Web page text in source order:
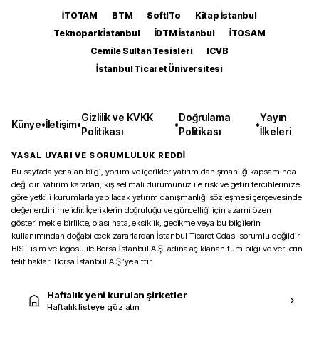
İTOTAM BTM SoftITo
Kitap İstanbul
Teknopark İstanbul
İDTM İstanbul
İTOSAM
Cemile Sultan Tesisleri
ICVB
İstanbul Ticaret Üniversitesi
Künye•İletişim•
Gizlilik ve KVKK
Politikası
•
Doğrulama
Politikası
•
Yayın
İlkeleri
YASAL UYARI VE SORUMLULUK REDDİ
Bu sayfada yer alan bilgi, yorum ve içerikler yatırım danışmanlığı kapsamında
değildir. Yatırım kararları, kişisel mali durumunuz ile risk ve getiri tercihlerinize
göre yetkili kurumlarla yapılacak yatırım danışmanlığı sözleşmesi çerçevesinde
değerlendirilmelidir. İçeriklerin doğruluğu ve güncelliği için azami özen
gösterilmekle birlikte, olası hata, eksiklik, gecikme veya bu bilgilerin
kullanımından doğabilecek zararlardan İstanbul Ticaret Odası sorumlu değildir.
BIST isim ve logosu ile Borsa İstanbul A.Ş. adına açıklanan tüm bilgi ve verilerin
telif hakları Borsa İstanbul A.Ş.’ye aittir.
Haftalık yeni kurulan şirketler
Haftalık listeye göz atın